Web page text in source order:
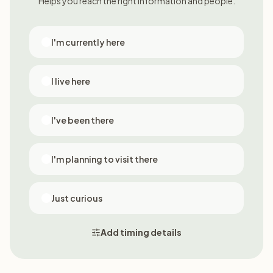
I'm currently here
I live here
I've been there
I'm planning to visit there
Just curious
Add timing details